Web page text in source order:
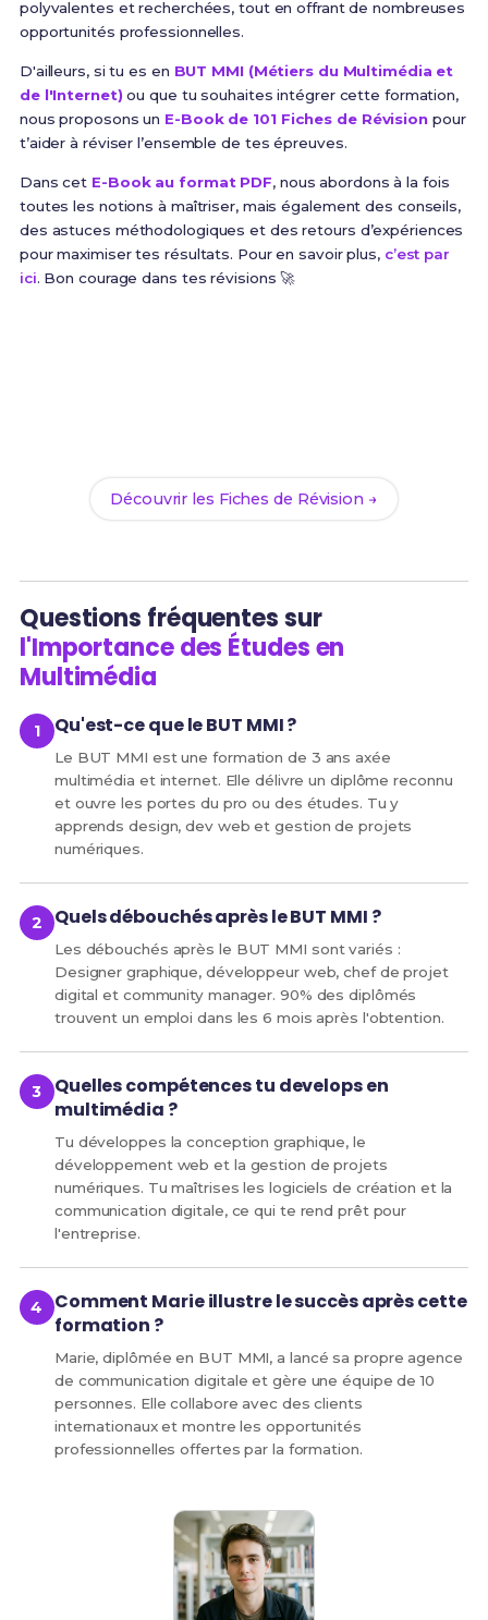
polyvalentes et recherchées, tout en offrant de nombreuses
opportunités professionnelles.
D'ailleurs, si tu es en BUT MMI (Métiers du Multimédia et
de l'Internet) ou que tu souhaites intégrer cette formation,
nous proposons un E-Book de 101 Fiches de Révisionpour
t’aider à réviser l’ensemble de tes épreuves.
Dans cet E-Book au format PDF, nous abordons à la fois
toutes les notions à maîtriser, mais également des conseils,
des astuces méthodologiques et des retours d’expériences
pour maximiser tes résultats. Pour en savoir plus, c’est par
ici. Bon courage dans tes révisions 🚀
Découvrir les Fiches de Révision →
Questions fréquentes sur
l'Importance des Études en
Multimédia
Qu'est-ce que le BUT MMI ?
Le BUT MMI est une formation de 3 ans axée
multimédia et internet. Elle délivre un diplôme reconnu
et ouvre les portes du pro ou des études. Tu y
apprends design, dev web et gestion de projets
numériques.
Quels débouchés après le BUT MMI ?
Les débouchés après le BUT MMI sont variés :
Designer graphique, développeur web, chef de projet
digital et community manager. 90% des diplômés
trouvent un emploi dans les 6 mois après l'obtention.
Quelles compétences tu develops en
multimédia ?
Tu développes la conception graphique, le
développement web et la gestion de projets
numériques. Tu maîtrises les logiciels de création et la
communication digitale, ce qui te rend prêt pour
l'entreprise.
Comment Marie illustre le succès après cette
formation ?
Marie, diplômée en BUT MMI, a lancé sa propre agence
de communication digitale et gère une équipe de 10
personnes. Elle collabore avec des clients
internationaux et montre les opportunités
professionnelles offertes par la formation.